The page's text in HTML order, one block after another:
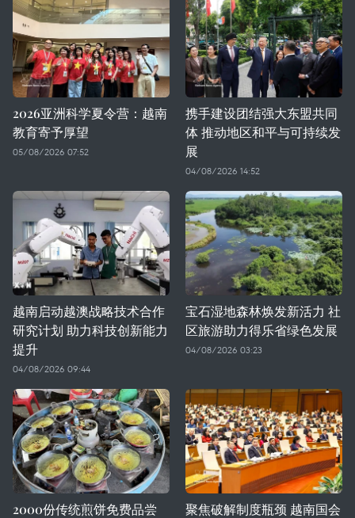
2026亚洲科学夏令营：越南
教育寄予厚望
05/08/2026 07:52
携手建设团结强大东盟共同
体 推动地区和平与可持续发
展
04/08/2026 14:52
越南启动越澳战略技术合作
研究计划 助力科技创新能力
提升
04/08/2026 09:44
宝石湿地森林焕发新活力 社
区旅游助力得乐省绿色发展
04/08/2026 03:23
2000份传统煎饼免费品尝
聚焦破解制度瓶颈 越南国会